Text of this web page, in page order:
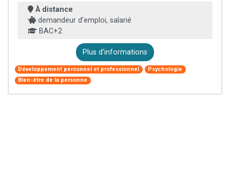
À distance
demandeur d’emploi, salarié
BAC+2
Plus d'informations
Développement personnel et professionnel
Psychologie
Bien-être de la personne